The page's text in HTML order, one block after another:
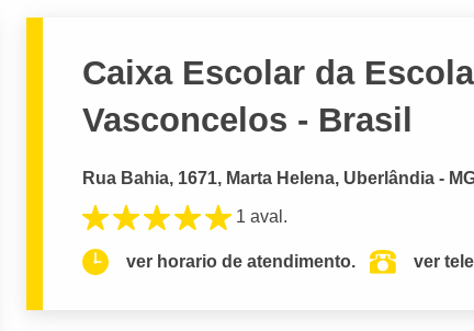
Caixa Escolar da
Vasconcelos - Brasil
Rua Bahia, 1671, Marta Helena, Uberlândia -
1 aval.
ver horario de atendimento. ver